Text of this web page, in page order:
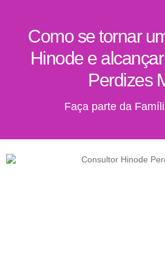
Como se tornar
Hinode e
Perdizes
Faça parte da